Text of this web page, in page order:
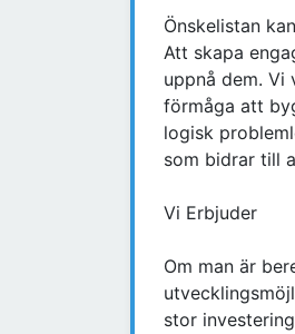
Önskelistan
Att skapa
uppnå dem. Vi
förmåga att
logisk
som bidrar till
Vi Erbjuder
Om man är
stor